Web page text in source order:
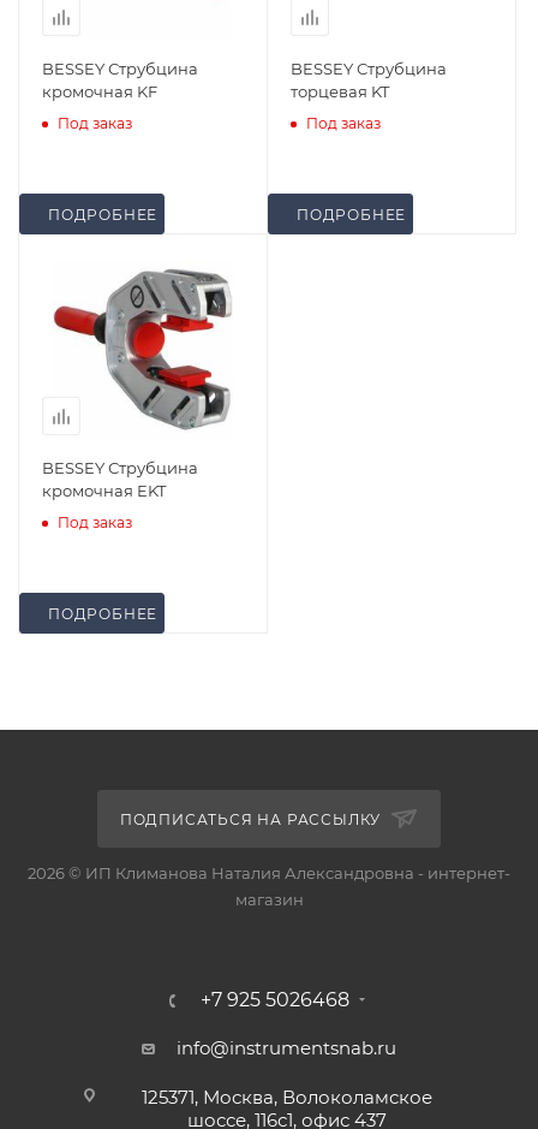
BESSEY Струбцина
кромочная KF
Под заказ
ПОДРОБНЕЕ
BESSEY Струбцина
торцевая KT
Под заказ
ПОДРОБНЕЕ
BESSEY Струбцина
кромочная EKT
Под заказ
ПОДРОБНЕЕ
ПОДПИСАТЬСЯ НА РАССЫЛКУ
2026 © ИП Климанова Наталия Александровна - интернет-
магазин
+7 925 5026468
info@instrumentsnab.ru
125371, Москва, Волоколамское
шоссе, 116с1, офис 437